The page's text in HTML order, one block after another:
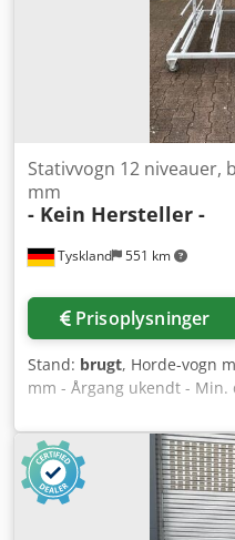
Tyskland 551 km
Stativvogn 12 niveauer,
mm
- Kein Hersteller -
Prisoplysninger
Stand: brugt, Horde-vogn
mm - Årgang ukendt -
del-højde: ca. 90 mm -
Niveauafstand: 100 mm -
650 mm -
Total højde: 1.740 mm
bredde: 1.540 mm